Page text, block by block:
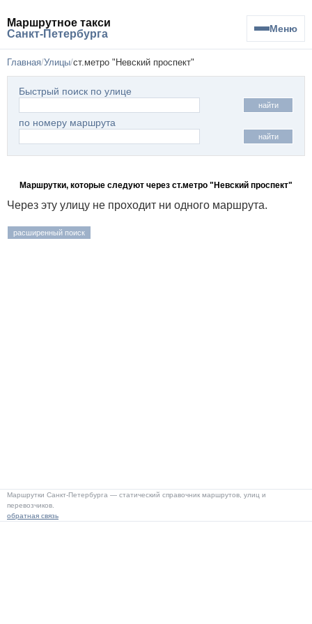
Маршрутное такси
Санкт-Петербурга
Меню
Главная Улицы ст.метро "Невский проспект"
Быстрый поиск по улице
найти
по номеру маршрута
найти
Маршрутки, которые следуют через ст.метро "Невский проспект"
Через эту улицу не проходит ни одного маршрута.
расширенный поиск
Маршрутки Санкт-Петербурга — статический справочник маршрутов, улиц и
перевозчиков.
обратная связь